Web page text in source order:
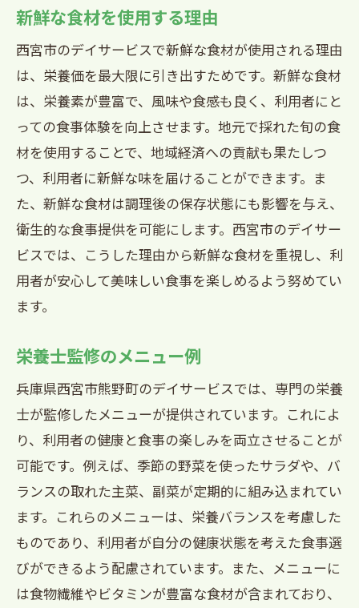
新鮮な食材を使用する理由
西宮市のデイサービスで新鮮な食材が使用される理由
は、栄養価を最大限に引き出すためです。新鮮な食材
は、栄養素が豊富で、風味や食感も良く、利用者にと
っての食事体験を向上させます。地元で採れた旬の食
材を使用することで、地域経済への貢献も果たしつ
つ、利用者に新鮮な味を届けることができます。ま
た、新鮮な食材は調理後の保存状態にも影響を与え、
衛生的な食事提供を可能にします。西宮市のデイサー
ビスでは、こうした理由から新鮮な食材を重視し、利
用者が安心して美味しい食事を楽しめるよう努めてい
ます。
栄養士監修のメニュー例
兵庫県西宮市熊野町のデイサービスでは、専門の栄養
士が監修したメニューが提供されています。これによ
り、利用者の健康と食事の楽しみを両立させることが
可能です。例えば、季節の野菜を使ったサラダや、バ
ランスの取れた主菜、副菜が定期的に組み込まれてい
ます。これらのメニューは、栄養バランスを考慮した
ものであり、利用者が自分の健康状態を考えた食事選
びができるよう配慮されています。また、メニューに
は食物繊維やビタミンが豊富な食材が含まれており、